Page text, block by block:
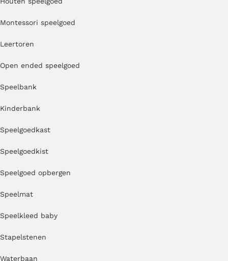
Montessori speelgoed
Leertoren
Open ended speelgoed
Speelbank
Kinderbank
Speelgoedkast
Speelgoedkist
Speelgoed opbergen
Speelmat
Speelkleed baby
Stapelstenen
Waterbaan